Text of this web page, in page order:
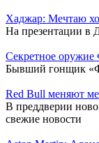
Хаджар: Мечтаю
На презентации в
Секретное оружие
Бывший гонщик
Red Bull меняют
В преддверии
свежие новости